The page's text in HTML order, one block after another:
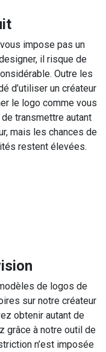
impose pas un
il risque de
Outre les
d’utiliser un créateur
le logo comme vous
transmettre autant
mais les chances de
restent élevées.
de logos de
sur notre créateur
obtenir autant de
grâce à notre outil de
n’est imposée